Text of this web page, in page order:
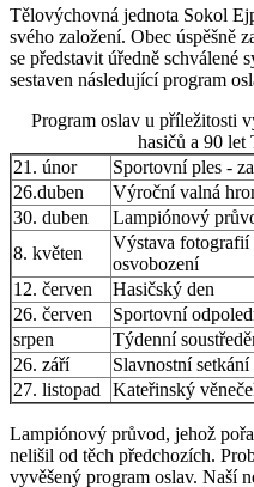
Tělovýchovná jednota Sokol
svého založení. Obec úspěšně
se představit úředně schválené
sestaven následující program
Program oslav u příležitosti
hasičů a 90
21. únor
Sportovní ples -
26.duben
Výroční valná
30. duben
Lampiónový
8. květen
Výstava
osvobození
12. červen
Hasičský den
26. červen
Sportovní
srpen
Týdenní
26. září
Slavnostní setkání
27. listopad
Kateřinský
Lampiónový průvod, jehož
nelišil od těch předchozích.
vyvěšený program oslav. Naší